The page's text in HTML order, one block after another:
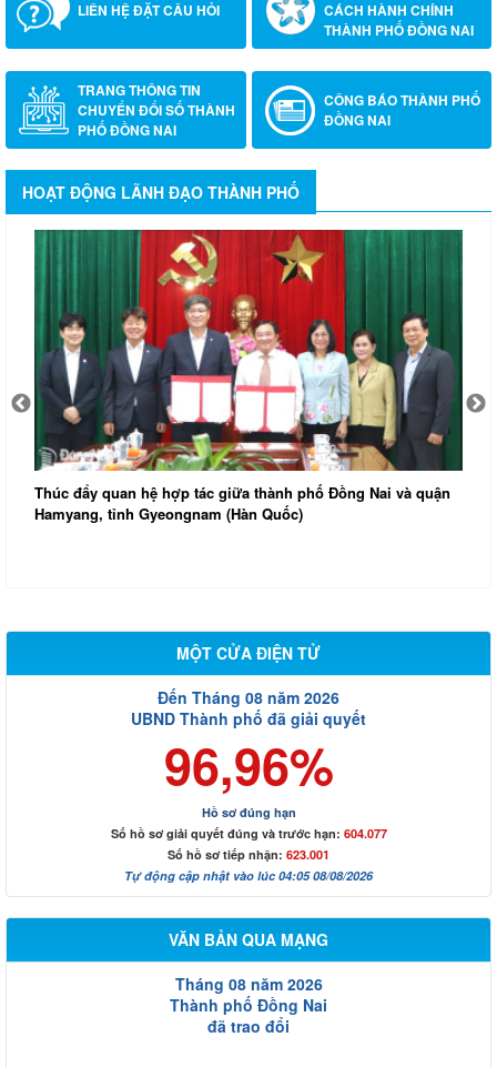
LIÊN HỆ ĐẶT CÂU HỎI
CÁCH HÀNH CHÍNH
THÀNH PHỐ ĐỒNG NAI
TRANG THÔNG TIN
CHUYỂN ĐỔI SỐ THÀNH
PHỐ ĐỒNG NAI
CÔNG BÁO THÀNH PHỐ
ĐỒNG NAI
HOẠT ĐỘNG LÃNH ĐẠO THÀNH PHỐ
Thúc đẩy quan hệ hợp tác giữa thành phố Đồng Nai và quận
Hamyang, tỉnh Gyeongnam (Hàn Quốc)
MỘT CỬA ĐIỆN TỬ
Đến Tháng 08 năm 2026
UBND Thành phố đã giải quyết
96,96%
Hồ sơ đúng hạn
Số hồ sơ giải quyết đúng và trước hạn: 604.077
Số hồ sơ tiếp nhận: 623.001
Tự động cập nhật vào lúc 04:05 08/08/2026
VĂN BẢN QUA MẠNG
Tháng 08 năm 2026
Thành phố Đồng Nai
đã trao đổi